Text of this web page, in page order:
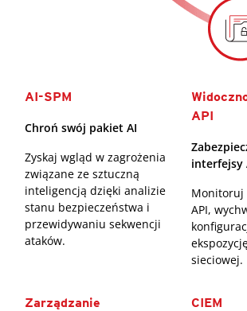
AI-SPM
Chroń swój pakiet AI
Zyskaj wgląd w zagrożenia
związane ze sztuczną
inteligencją dzięki analizie
stanu bezpieczeństwa i
przewidywaniu sekwencji
ataków.
API
interfejsy
Monitoruj
API,
sieciowej.
Zarządzanie
CIEM